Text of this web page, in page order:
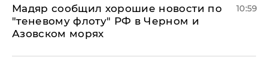
Мадяр сообщил хорошие новости по
"теневому флоту" РФ в Черном и
Азовском морях
10:59